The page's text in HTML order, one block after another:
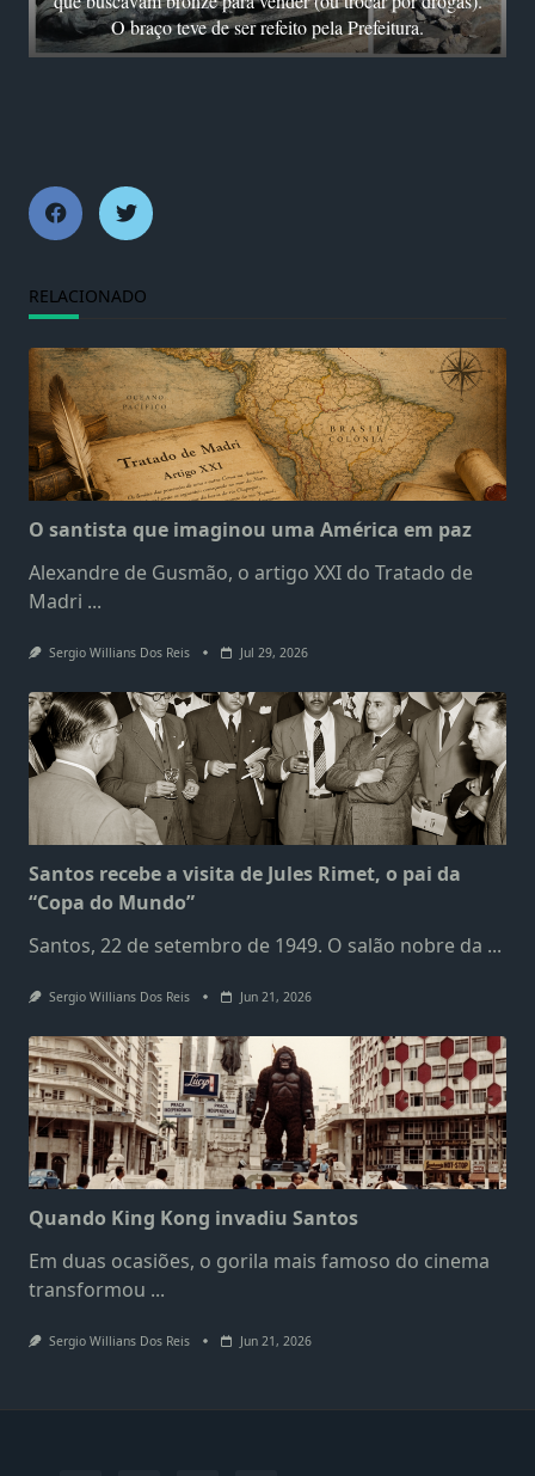
O braço teve de ser refeito pela Prefeitura.
RELACIONADO
O santista que imaginou uma América em paz
Alexandre de Gusmão, o artigo XXI do Tratado de
Madri ...
Sergio Willians Dos Reis Jul 29, 2026
Santos recebe a visita de Jules Rimet, o pai da
“Copa do Mundo”
Santos, 22 de setembro de 1949. O salão nobre da ...
Sergio Willians Dos Reis Jun 21, 2026
Quando King Kong invadiu Santos
Em duas ocasiões, o gorila mais famoso do cinema
transformou ...
Sergio Willians Dos Reis Jun 21, 2026